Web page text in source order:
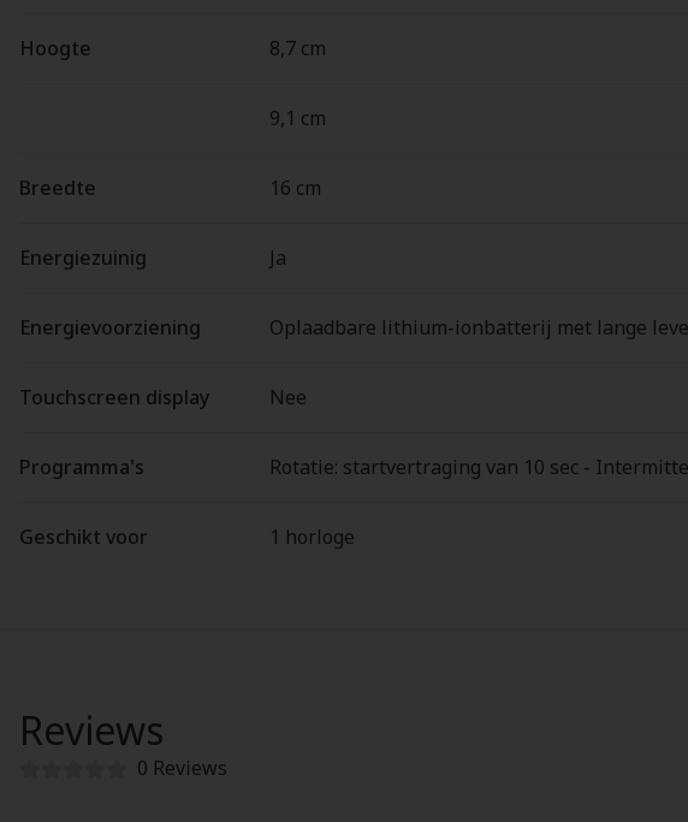
Hoogte 8,7 cm
9,1 cm
Breedte 16 cm
Energiezuinig Ja
Energievoorziening Oplaadbare lithium-ionbatterij met lange
Touchscreen display Nee
Programma's Rotatie: startvertraging van 10 sec -
Geschikt voor 1 horloge
Reviews
0 Reviews